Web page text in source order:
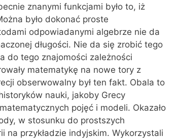
znanymi funkcjami było to, iż
było dokonać proste
odpowiadanymi algebrze nie da
długości. Nie da się zrobić tego
do tego znajomości zależności
matematykę na nowe tory z
obserwowalny był ten fakt. Obala to
nauki, jakoby Grecy
pojęć i modeli. Okazało
w stosunku do prostszych
przykładzie indyjskim. Wykorzystali